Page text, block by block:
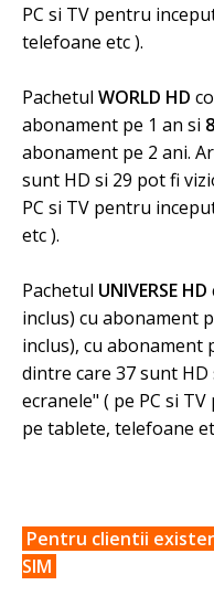
PC si TV pentru
telefoane etc ).
Pachetul WORLD HD
abonament pe 1 an si
abonament pe 2 ani.
sunt HD si 29 pot fi
PC si TV pentru
etc ).
Pachetul UNIVERSE HD
inclus) cu abonament
inclus), cu abonament
dintre care 37 sunt
ecranele" ( pe PC si
pe tablete, telefoane
Pentru clientii
SIM